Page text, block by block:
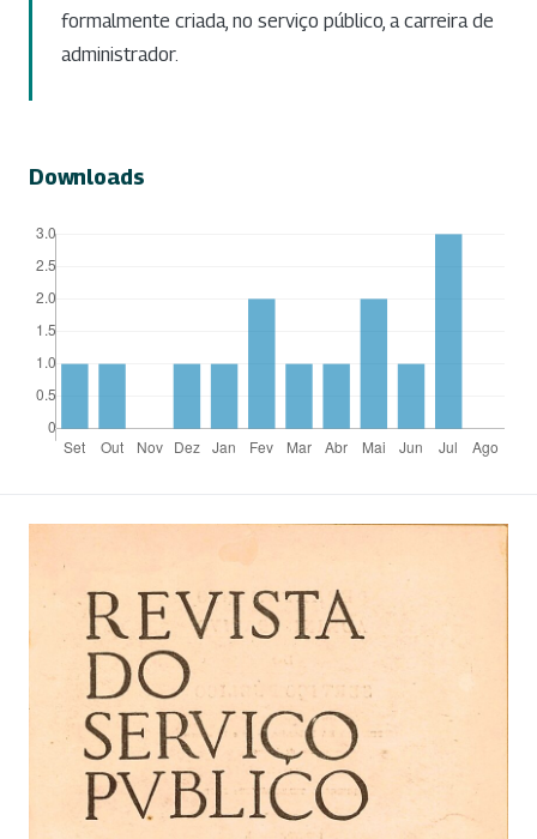
formalmente criada, no serviço público, a carreira de
administrador.
Downloads